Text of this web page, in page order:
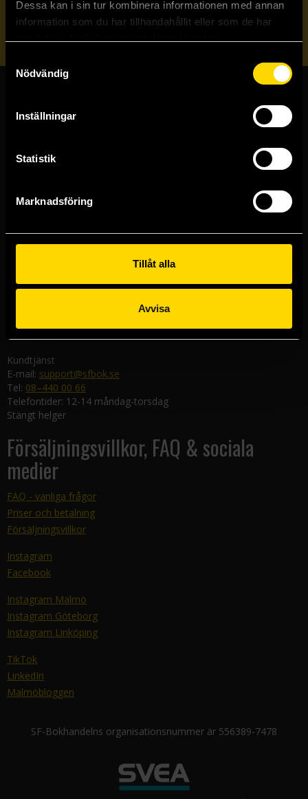
Dessa kan i sin tur kombinera informationen med annan
information som du har tillhandahållit eller som de har
Nödvändig
Inställningar
Statistik
Marknadsföring
Tillåt alla
Avvisa
Skicka
Butiker & kundtjänst
Västerlånggatan 48
Göteborgsbutiken
Kungsgatan 19
Malmöbutiken
582 19 Linköping
Kundtjänst
E-mail: support@sfbok.se
Tel: 08–440 00 66
Telefontider: 12-14 måndag-torsdag
Stängt helger
Försäljningsvillkor, FAQ & sociala
medier
FAQ - vanliga frågor
Priser och betalning
Försäljningsvillkor
Instagram
Facebook
Instagram Malmö
Instagram Göteborg
Instagram Linköping
TikTok
LinkedIn
Malmöbloggen
SF-Bokhandelns organisationsnummer är 556389-7478